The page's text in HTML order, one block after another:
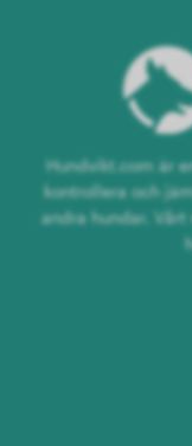
Hundvikt.com är
kontrollera och
andra hundar.